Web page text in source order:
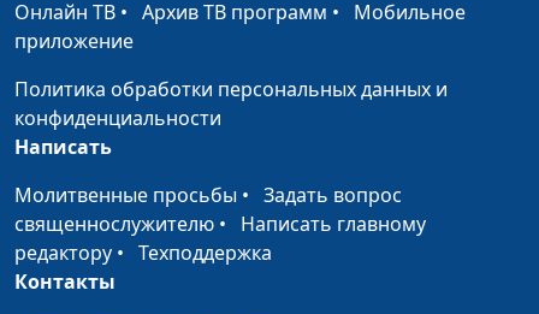
Можно ли верующему
перед собой
амбициозные цели?
психолог, тренер
ними делать
Айгуль Иншакова,
психолог, тренер
личностного роста
Онлайн ТВ • Архив ТВ программ • Мобильное
приложение
Политика обработки персональных данных и
конфиденциальности
Написать
Молитвенные просьбы • Задать вопрос
священнослужителю • Написать главному
редактору • Техподдержка
Контакты